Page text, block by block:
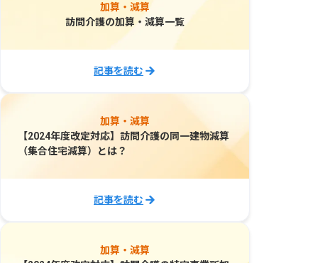
加算・減算
訪問介護の加算・減算一覧
記事を読む
加算・減算
【2024年度改定対応】訪問介護の同一建物減算
（集合住宅減算）とは？
記事を読む
加算・減算